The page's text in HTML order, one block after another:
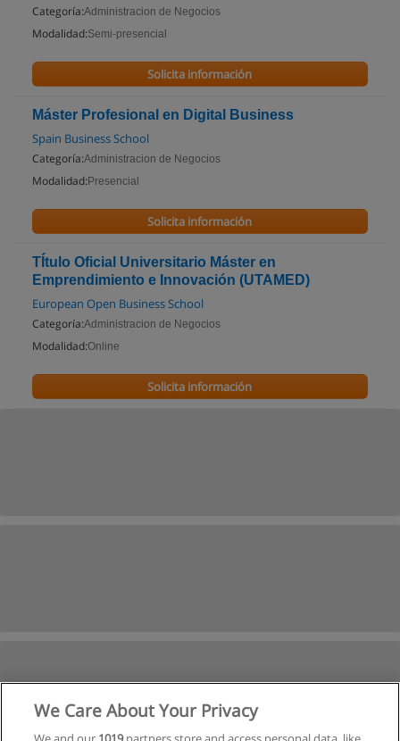
Categoría:Administracion de Negocios
Modalidad:Semi-presencial
Solicita información
Máster Profesional en Digital Business
Spain Business School
Categoría:Administracion de Negocios
Modalidad: Presencial
Solicita información
TÍtulo Oficial Universitario Máster en
Emprendimiento e Innovación (UTAMED)
European Open Business School
Categoría:Administracion de Negocios
Modalidad:Online
Solicita información
We Care About Your Privacy